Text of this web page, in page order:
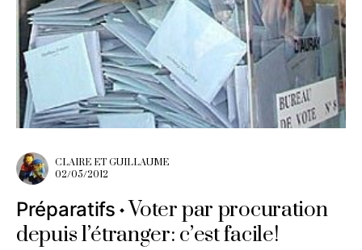
CLAIRE ET GUILLAUME
02/05/2012
Préparatifs Voter par procuration
depuis l’étranger: c’est facile!